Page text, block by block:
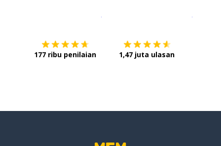
177 ribu penilaian 1,47 juta ulasan